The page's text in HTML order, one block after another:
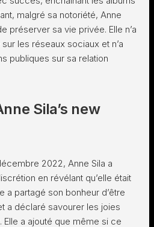
malgré sa notoriété, Anne
préserver sa vie privée. Elle n’a
les réseaux sociaux et n’a
publiques sur sa relation
Sila’s new
2022, Anne Sila a
en révélant qu’elle était
a partagé son bonheur d’être
a déclaré savourer les joies
a ajouté que même si ce